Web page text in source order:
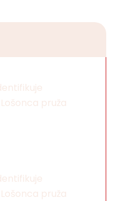
pruža
pruža